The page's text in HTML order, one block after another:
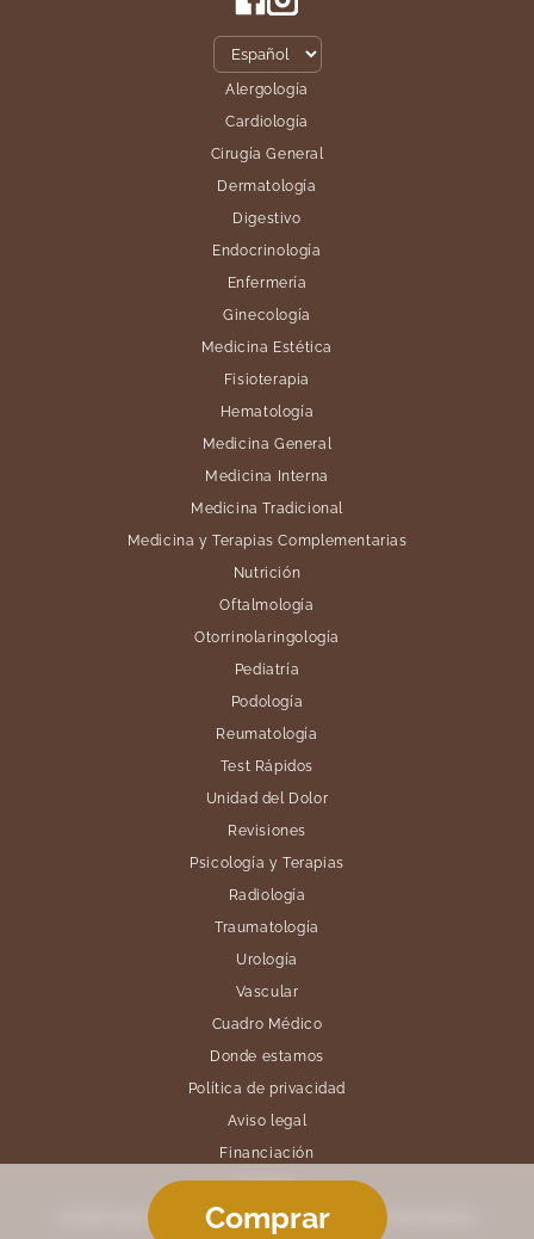
Comprar
Alergología
Cardiología
Cirugía General
Dermatología
Digestivo
Endocrinología
Enfermería
Ginecología
Medicina Estética
Fisioterapia
Hematología
Medicina General
Medicina Interna
Medicina Tradicional
Medicina y Terapias Complementarias
Nutrición
Oftalmología
Otorrinolaringología
Pediatría
Podología
Reumatología
Test Rápidos
Unidad del Dolor
Revisiones
Psicología y Terapias
Radiología
Traumatología
Urología
Vascular
Cuadro Médico
Donde estamos
Política de privacidad
Aviso legal
Financiación
Cookies
Condiciones Generales de Venta y Política de Reembolso